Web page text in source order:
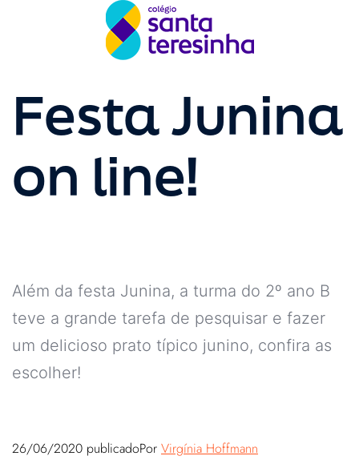
Festa Junina
on line!
Além da festa Junina, a turma do 2º ano B
teve a grande tarefa de pesquisar e fazer
um delicioso prato típico junino, confira as
escolher!
26/06/2020 publicadoPor Virgínia Hoffmann